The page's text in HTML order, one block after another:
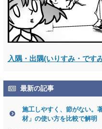
入隅・出隅(いりすみ・です
最新の記事
施工しやすく、節がない。
材」の使い方を比較で解明